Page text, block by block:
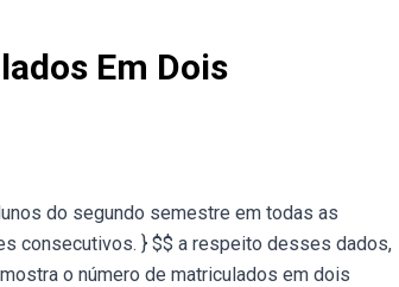
Em Dois
do segundo semestre em todas as
consecutivos. } $$ a respeito desses dados,
o número de matriculados em dois